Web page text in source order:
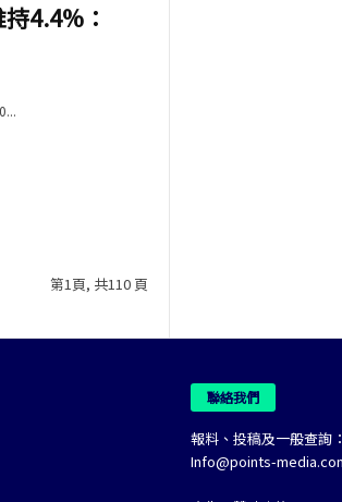
4.4%：
第1頁, 共110 頁
聯絡我們
報料、投稿及一般查詢：
Info@points-